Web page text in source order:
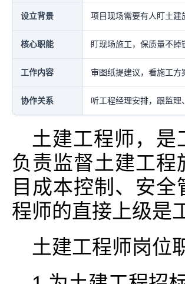
设立背景 项目现场需要有人盯土
核心职能 盯现场施工，保质量不
工作内容 审图纸提建议，看施工
协作关系 听工程经理安排，跟监
土建工程师，
负责监督土建工
目成本控制、安
程师的直接上级是
土建工程师岗位